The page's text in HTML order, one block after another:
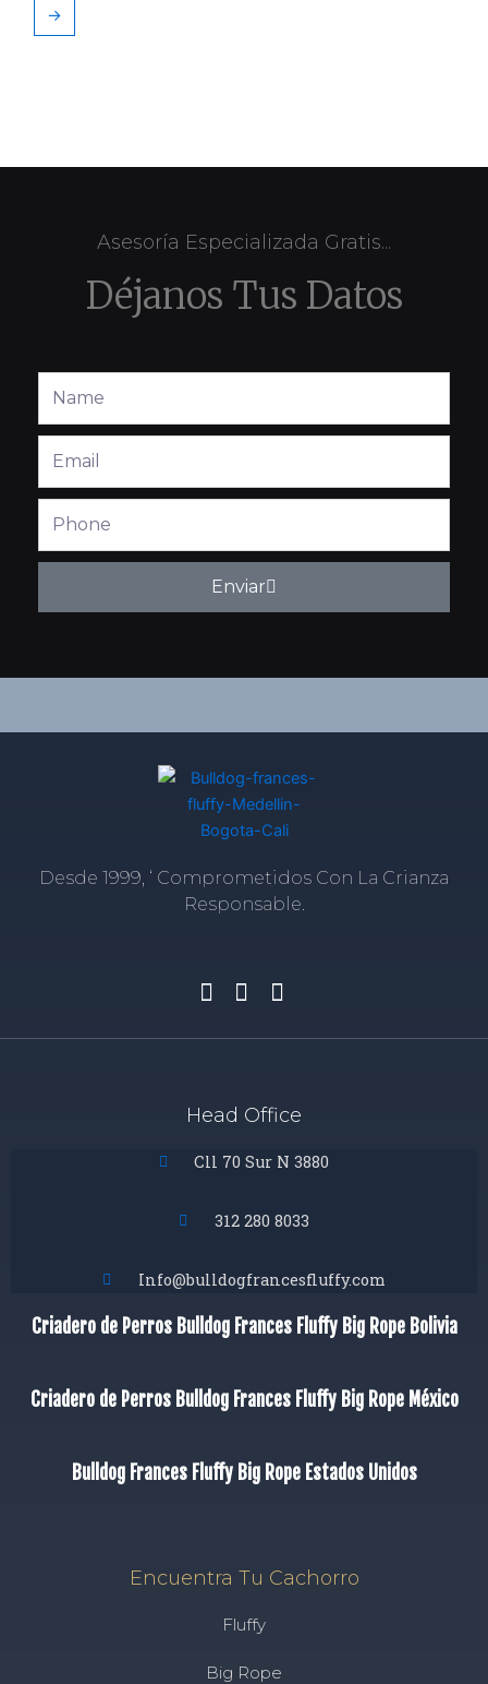
→
Asesoría Especializada Gratis...
Déjanos Tus Datos
Name
Enviar
Desde 1999, ‘ Comprometidos Con La Crianza
Responsable.
Head Office
Cll 70 Sur N 3880
312 280 8033
Info@bulldogfrancesfluffy.com
Criadero de Perros Bulldog Frances Fluffy Big Rope Bolivia
Criadero de Perros Bulldog Frances Fluffy Big Rope México
Bulldog Frances Fluffy Big Rope Estados Unidos
Encuentra Tu Cachorro
Fluffy
Big Rope